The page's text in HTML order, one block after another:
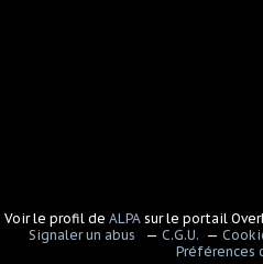
Voir le profil de ALPA sur le portail
Signaler un abus
C.G.U.
Préférences